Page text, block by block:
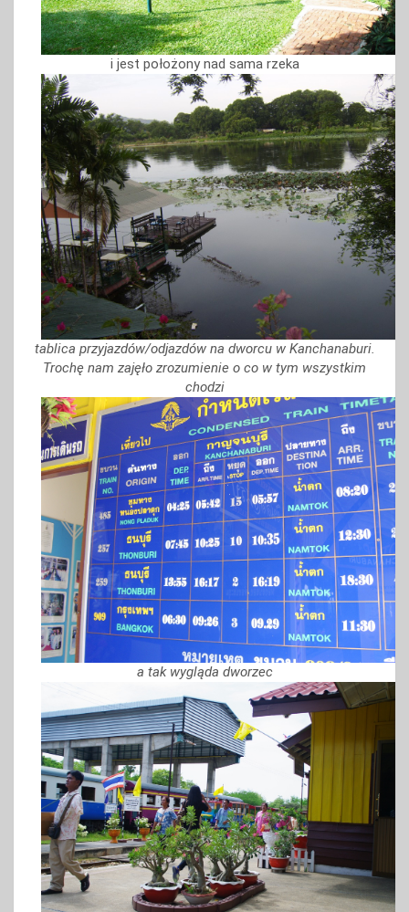
i jest położony nad sama rzeka
tablica przyjazdów/odjazdów na dworcu w Kanchanaburi.
Trochę nam zajęło zrozumienie o co w tym wszystkim
chodzi
a tak wygląda dworzec